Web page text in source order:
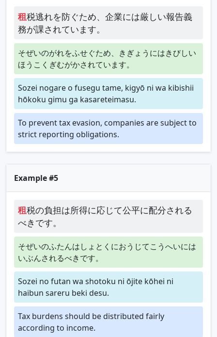
租税逃れを防ぐため、企業には厳しい報告義
務が課されています。
そぜいのがれをふせぐため、きぎょうにはきびしい
ほうこくぎむがかされています。
Sozei nogare o fusegu tame, kigyō ni wa kibishii
hōkoku gimu ga kasareteimasu.
To prevent tax evasion, companies are subject to
strict reporting obligations.
Example #5
租税の負担は所得に応じて公平に配分される
べきです。
そぜいのふたんはしょとくにおうじてこうへいには
いぶんされるべきです。
Sozei no futan wa shotoku ni ōjite kōhei ni
haibun sareru beki desu.
Tax burdens should be distributed fairly
according to income.